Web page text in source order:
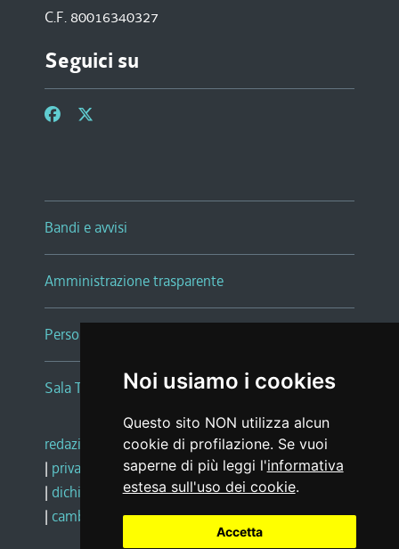
Noi usiamo i cookies
Questo sito NON utilizza alcun
cookie di profilazione. Se vuoi
saperne di più leggi l'informativa
estesa sull'uso dei cookie.
Accetta
C.F. 80016340327
Seguici su
Bandi e avvisi
Amministrazione trasparente
Persone e Uffici
Sala Tiziano Tessitori
redazione web |note legali |glossario
| privacy
social media policy
| dichiarazione di accessibilità |feedback
| cambio preferenze cookie